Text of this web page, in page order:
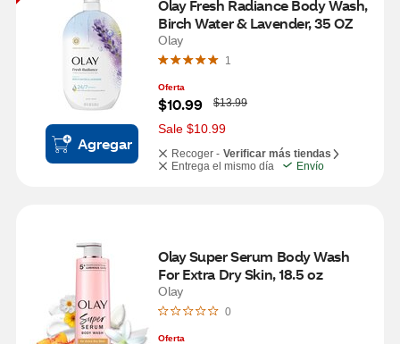
Agregar
Olay Fresh Radiance Body Wash,
Birch Water & Lavender, 35 OZ
Olay
1
Oferta
$10.99
W
a
s
$13.99
Sale $10.99
Recoger - Verificar más tiendas
Entrega el mismo día
Envío
Olay Super Serum Body Wash
For Extra Dry Skin, 18.5 oz
Olay
0
Oferta